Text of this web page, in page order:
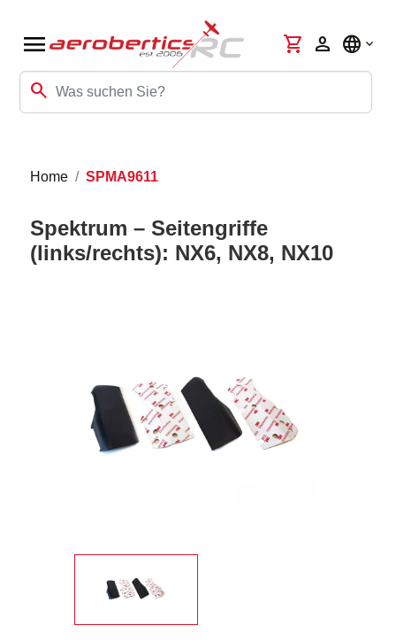
menu
search
shopping_cart person language
Home SPMA9611
Spektrum – Seitengriffe
(links/rechts): NX6, NX8, NX10